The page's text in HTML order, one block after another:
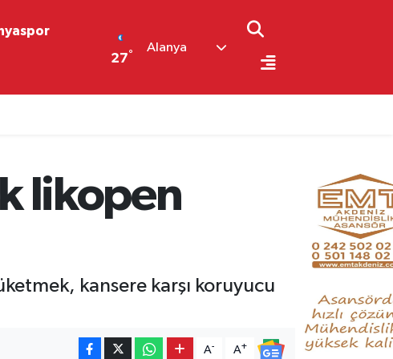
27°
Alanya
likopen
kansere karşı koruyucu
A- A+